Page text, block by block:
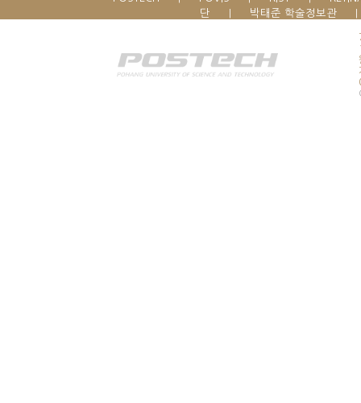
단
박태준 학술정보관